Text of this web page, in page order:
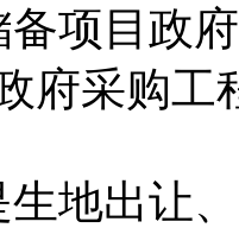
目政府
府采购
出让、